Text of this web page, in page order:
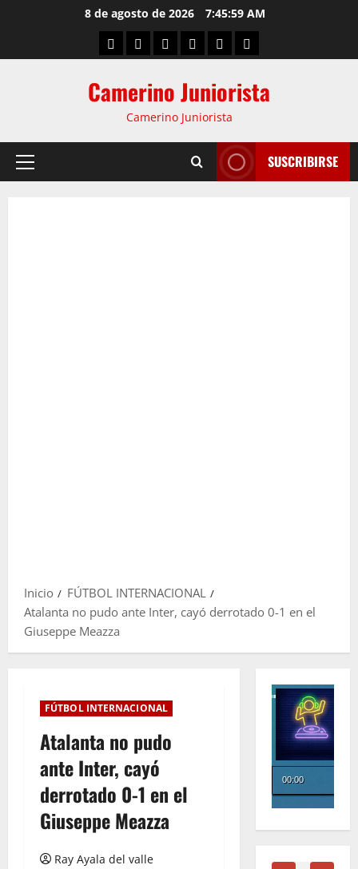
8 de agosto de 2026 7:46:00 AM
Camerino Juniorista
Camerino Juniorista
SUSCRIBIRSE
Inicio
FÚTBOL INTERNACIONAL
Atalanta no pudo ante Inter, cayó derrotado 0-1 en el
Giuseppe Meazza
FÚTBOL INTERNACIONAL
Atalanta no pudo
ante Inter, cayó
derrotado 0-1 en el
Giuseppe Meazza
Ray Ayala del valle